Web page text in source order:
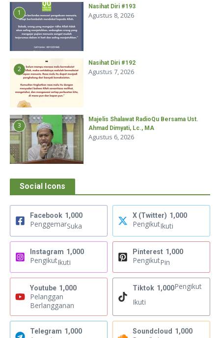
1
Nasihat Diri #193
Agustus 8, 2026
2
Nasihat Diri #192
Agustus 7, 2026
3
Majelis Shalawat RadioQu Bersama Ust.
Ahmad Dimyati, Lc., MA
Agustus 6, 2026
Social Icons
Facebook 1,000
PenggemarSuka
X (Twitter) 1,000
PengikutIkuti
Instagram 1,000
PengikutIkuti
Pinterest 1,000
PengikutPin
Youtube 1,000
Pelanggan
Berlangganan
Tiktok 1,000Pengikut
Ikuti
Telegram 1,000 Soundcloud 1,000